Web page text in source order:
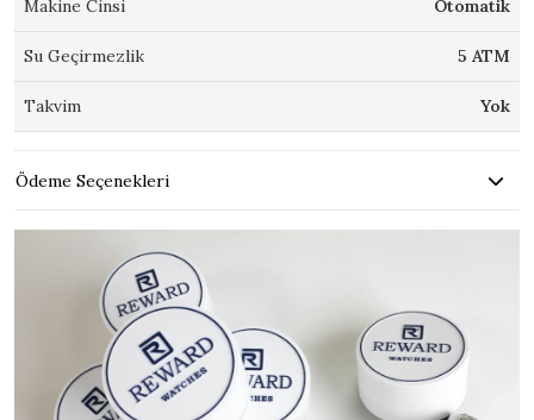
Makine Cinsi Otomatik
Su Geçirmezlik 5 ATM
Takvim Yok
Ödeme Seçenekleri